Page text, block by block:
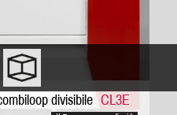
divisibile CL3E